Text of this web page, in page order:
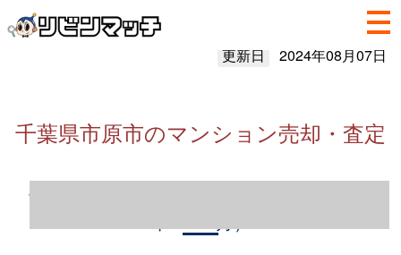
更新日 2024年08月07日
千葉県市原市のマンション売却・査定
千葉県市原市のマンション売却情報（2023